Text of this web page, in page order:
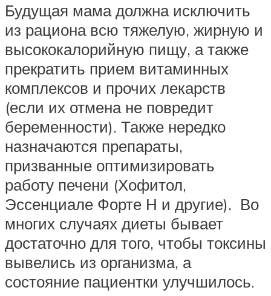
Будущая мама должна исключить
из рациона всю тяжелую, жирную и
высококалорийную пищу, а также
прекратить прием витаминных
комплексов и прочих лекарств
(если их отмена не повредит
беременности). Также нередко
назначаются препараты,
призванные оптимизировать
работу печени (Хофитол,
Эссенциале Форте Н и другие). Во
многих случаях диеты бывает
достаточно для того, чтобы токсины
вывелись из организма, а
состояние пациентки улучшилось.